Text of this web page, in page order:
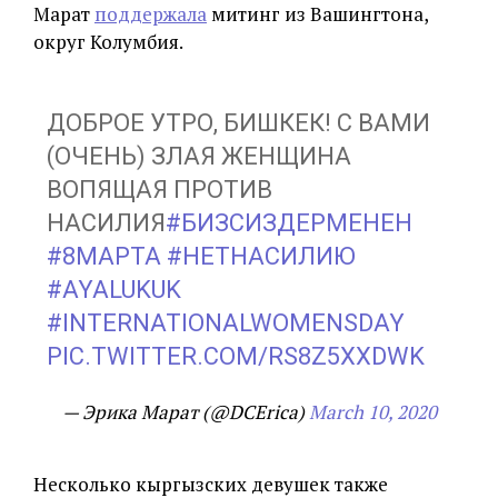
Марат поддержала митинг из Вашингтона,
округ Колумбия.
ДОБРОЕ УТРО, БИШКЕК! С ВАМИ
(ОЧЕНЬ) ЗЛАЯ ЖЕНЩИНА
ВОПЯЩАЯ ПРОТИВ
НАСИЛИЯ#БИЗСИЗДЕРМЕНЕН
#8МАРТА #НЕТНАСИЛИЮ
#AYALUKUK
#INTERNATIONALWOMENSDAY
PIC.TWITTER.COM/RS8Z5XXDWK
— Эрика Марат (@DCErica)March 10, 2020
Несколько кыргызских девушек также